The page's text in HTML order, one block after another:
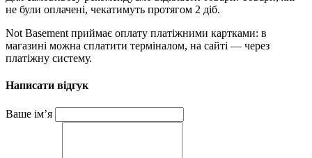
не були оплачені, чекатимуть протягом 2 діб.
Not Basement приймає оплату платіжними картками: в
магазині можна сплатити терміналом, на сайті — через
платіжну систему.
Написати відгук
Ваше ім’я